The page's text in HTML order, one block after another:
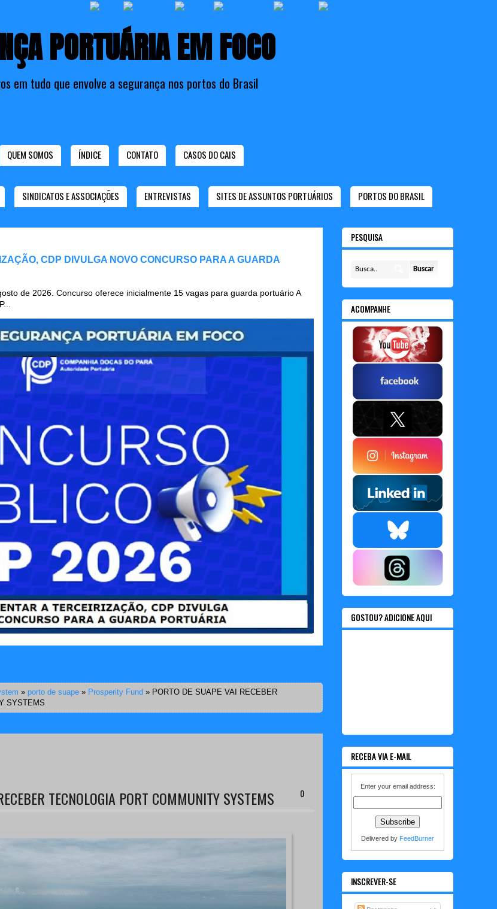
PORTUÁRIA EM FOCO
em tudo que envolve a segurança nos portos do Brasil
QUEM SOMOS ÍNDICE CONTATO CASOS DO CAIS
SINDICATOS E ASSOCIAÇÕES ENTREVISTAS SITES DE ASSUNTOS PORTUÁRIOS PORTOS DO BRASIL
CDP DIVULGA NOVO CONCURSO PARA A GUARDA
de 2026. Concurso oferece inicialmente 15 vagas para guarda portuário A
» porto de suape » Prosperity Fund » PORTO DE SUAPE VAI RECEBER
SYSTEMS
0
TECNOLOGIA PORT COMMUNITY SYSTEMS
PESQUISA
ACOMPANHE
GOSTOU? ADICIONE AQUI
RECEBA VIA E-MAIL
Enter your email address:
Delivered by FeedBurner
INSCREVER-SE